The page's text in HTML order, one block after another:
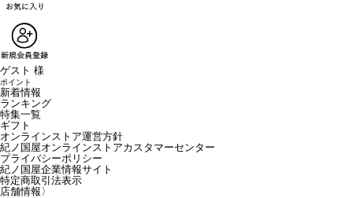
ゲスト 様
ポイント
新着情報
ランキング
特集一覧
ギフト
オンラインストア運営方針
紀ノ国屋オンラインストアカスタマーセンター
プライバシーポリシー
紀ノ国屋企業情報サイト
特定商取引法表示
店舗情報 〉